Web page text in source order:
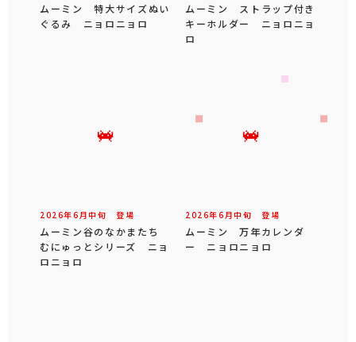
ムーミン 特大サイズぬい
ぐるみ ニョロニョロ
ムーミン ストラップ付き
キーホルダー ニョロニョ
ロ
2026年6 月中旬 登場
ムーミン谷のなかまたち
むにゅっとシリーズ ニョ
ロニョロ
2026年6 月中旬 登場
ムーミン 万年カレンダ
ー ニョロニョロ